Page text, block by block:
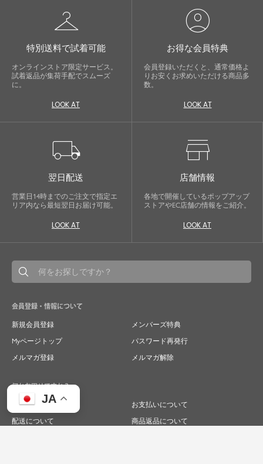
JA
checkroom
特別送料で試着可能
オンラインストア限定サービス。
試着返品が集荷手配でスムーズ
に。
LOOK AT
account_circle
お得な会員特典
会員登録いただくと、通常価格よ
りお安くお求めいただける商品多
数。
LOOK AT
local_shipping
翌日配送
営業日14時までのご注文で指定エ
リア内なら最短翌日お届け可能。
LOOK AT
store
店舗情報
各地で開催しているポップアップ
ストアやEC店舗の情報をご紹介。
LOOK AT
会員登録・情報について
新規会員登録
メンバーズ特典
Myページトップ
パスワード再発行
メルマガ登録
メルマガ解除
何かお困りですか？
ご注文について
お支払いについて
配送について
商品返品について